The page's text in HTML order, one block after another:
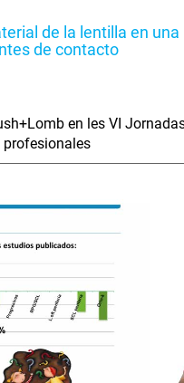
de la lentilla en una
de contacto
en les VI